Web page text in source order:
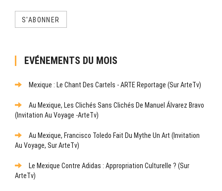
S'ABONNER
EVÉNEMENTS DU MOIS
Mexique : Le Chant Des Cartels - ARTE Reportage (sur ArteTv)
Au Mexique, Les Clichés Sans Clichés De Manuel Álvarez Bravo
(Invitation Au Voyage -ArteTv)
Au Mexique, Francisco Toledo Fait Du Mythe Un Art (Invitation
Au Voyage, Sur ArteTv)
Le Mexique Contre Adidas : Appropriation Culturelle ? (sur
ArteTv)